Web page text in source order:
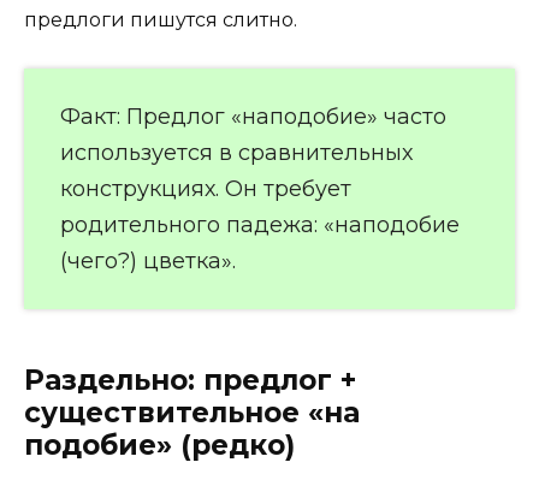
предлоги пишутся слитно.
Факт: Предлог «наподобие» часто
используется в сравнительных
конструкциях. Он требует
родительного падежа: «наподобие
(чего?) цветка».
Раздельно: предлог +
существительное «на
подобие» (редко)